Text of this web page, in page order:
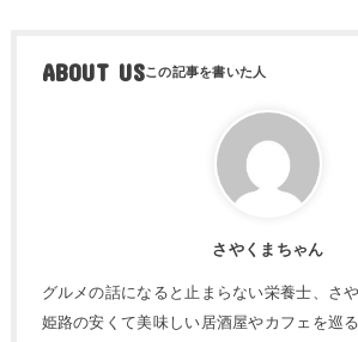
ABOUT US
さやくまちゃん
グルメの話になると止まらない栄養士、さ
姫路の安くて美味しい居酒屋やカフェを巡